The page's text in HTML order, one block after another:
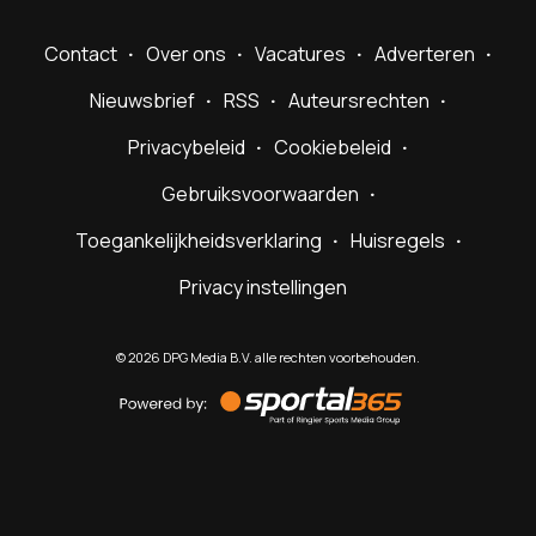
Contact Over ons Vacatures
Adverteren
Nieuwsbrief
RSS
Auteursrechten
Privacybeleid
Cookiebeleid
Gebruiksvoorwaarden
Toegankelijkheidsverklaring
Huisregels
Privacy instellingen
©2026 DPG Media B.V. alle rechten voorbehouden.
by
Sportal365